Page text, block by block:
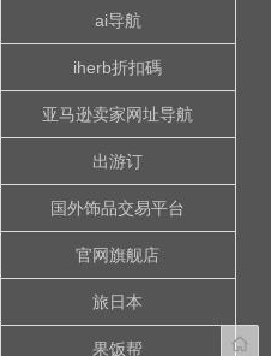
ai导航
iherb折扣碼
亚马逊卖家网址导航
出游订
国外饰品交易平台
官网旗舰店
旅日本
果饭帮